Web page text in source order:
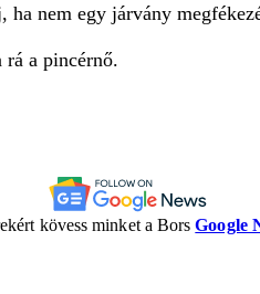
ha nem egy járvány
a pincérnő.
kövess minket a BorsGoogle